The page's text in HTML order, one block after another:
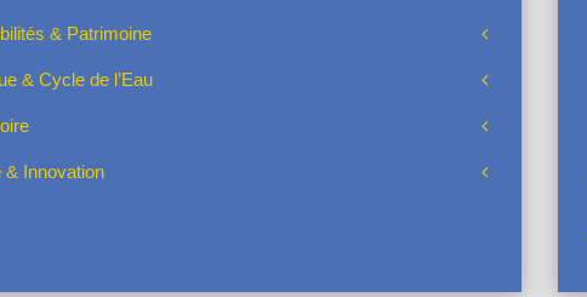
& Patrimoine
& Cycle de l’Eau
& Innovation